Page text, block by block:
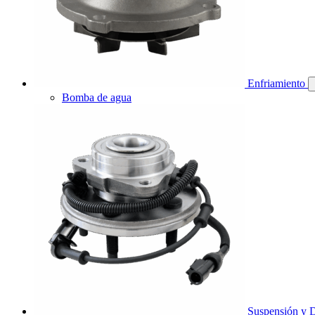
Enfriamiento
Bomba de agua
Suspensión y